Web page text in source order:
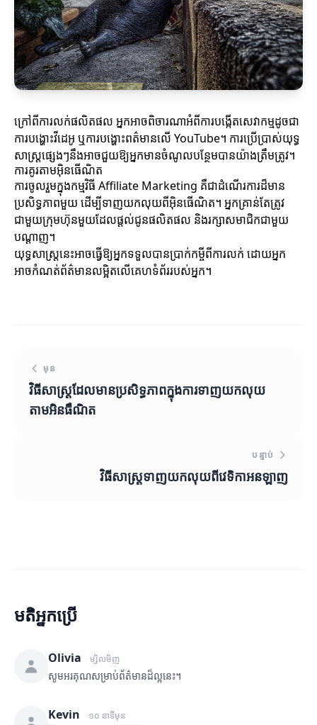
ក្រៅពីការលក់ផលិតផល អ្នកអាចពិចារណាអំពីការបង្កើតសេវាកម្មដូចជា
ការបង្ហោះវីដេអូ ឬការបង្ហោះពត៌មានលើ YouTube។ ការប្រើប្រាស់យុទ្ធ
សាស្ត្រផ្សេងៗនឹងអាចជួយឱ្យអ្នកមានចំណូលបន្ថែមបានយ៉ាងត្រឹមត្រូវ។
ការគូរតាមអ៊ិនធើណិត
ការចូលរួមក្នុងកម្មវិធី Affiliate Marketing គឺជាដំណើរការដ៏មាន
ប្រសិទ្ធភាពមួយ ដើម្បីទាញយកលុយពីអ៊ិនធើណិត។ អ្នកគ្រាន់តែត្រូវ
ជាមួយក្រុមហ៊ុនមួយដែលផ្ដល់ជូនផលិតផល និងរក្សាសមាជិកជាមួយ
បណ្ដាញ។
យុទ្ធសាស្ត្រនេះអាចធ្វើឱ្យអ្នកទទួលបានប្រាក់កម្ចីពីការលក់ ដោយអ្នក
អាចកំណត់ព័ត៌មានលម្អិតលើគេហទំព័ររបស់អ្នក។
មុន
វិធីសាស្ត្រដែលមានប្រសិទ្ធភាពក្នុងការទាញយកលុយ
តាមអិនធឺណិត
បន្ទាប់
វិធីសាស្ត្រទាញយកលុយពីវេទិកាអនឡាញ
មតិអ្នកប្រើ
Olivia ម្សិលមិញ
សូមអរគុណសម្រាប់ព័ត៌មានដ៏ល្អនេះ។
Kevin ១០ នាទីមុន